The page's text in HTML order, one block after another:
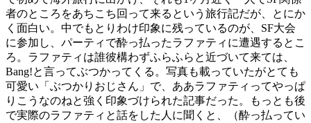
者のところをあちこち回って来るという旅行記だが、とにか
く面白い。中でもとりわけ印象に残っているのが、SF大会
に参加し、パーティで酔っ払ったラファティに遭遇するとこ
ろ。ラファティは誰彼構わずふらふらと近づいて来ては、
Bang!と言ってぶつかってくる。写真も載っていたがとても
可愛い「ぶつかりおじさん」で、ああラファティってやっぱ
りこうなのねと強く印象づけられた記事だった。もっとも後
で実際のラファティと話をした人に聞くと、（酔っ払ってい